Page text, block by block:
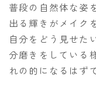
普段の自然体な姿
出る輝きがメイク
自分をどう見せた
分磨きをしている
れの的になるはず